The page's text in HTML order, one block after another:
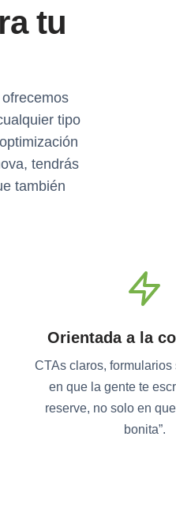
tu
tipo
tendrás
también
Orientada a la
CTAs claros, formularios
en que la gente te
reserve, no solo en
bonita”.